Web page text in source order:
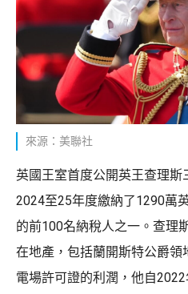
來源：美聯社
英國王室首度公開英王查理斯
2024至25年度繳納了1290萬
的前100名納稅人之一。查理
在地產，包括蘭開斯特公爵
電場許可證的利潤，他自